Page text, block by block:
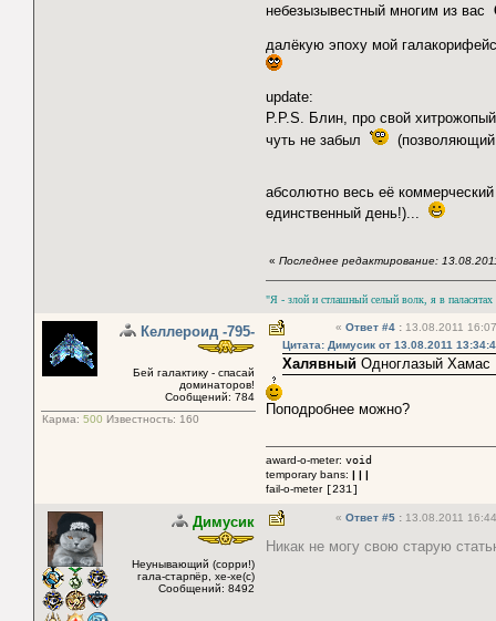
небезызывестный многим из вас
далёкую эпоху мой
update:
P.P.S. Блин, про свой
чуть не забыл
(позволяющий
абсолютно весь её
единственный день!)...
« Последнее редактирование:
"Я - злой и стлашный селый волк, я в
Келлероид -795-
Бей галактику - спасай
доминаторов!
Сообщений: 784
Карма: 500 Известность: 160
« Ответ #4 : 13.08.2011
Цитата: Димусик от 13.08.2011
Халявный Одноглазый Хамас
Поподробнее можно?
award-o-meter: void
temporary bans:
fail-o-meter
[231]
Димусик
Неунывающий (сорри!)
гала-старпёр, хе-хе(с)
Сообщений: 8492
« Ответ #5 : 13.08.2011
Никак не могу свою старую